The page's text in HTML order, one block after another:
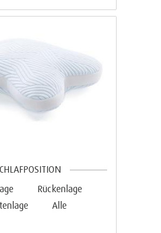
Rückenlage
Alle